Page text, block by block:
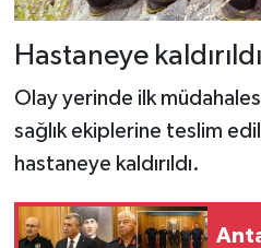
Hastaneye kaldırıldı
Olay yerinde ilk
sağlık ekiplerine teslim
hastaneye kaldırıldı.